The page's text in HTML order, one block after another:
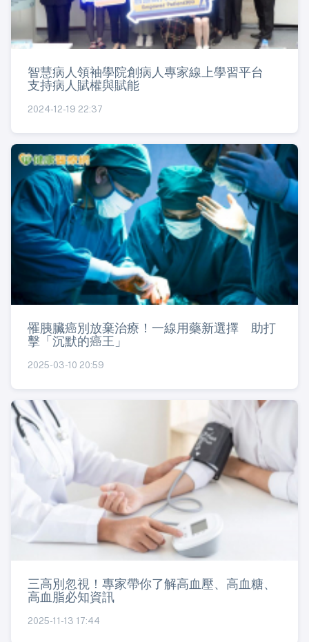
智慧病人領袖學院創病人專家線上學習平台
支持病人賦權與賦能
2024-12-19 22:37
罹胰臟癌別放棄治療！一線用藥新選擇 助打
擊「沉默的癌王」
2025-03-10 20:59
三高別忽視！專家帶你了解高血壓、高血糖、
高血脂必知資訊
2025-11-13 17:44